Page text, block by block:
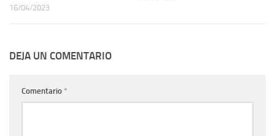
16/04/2023
DEJA UN COMENTARIO
Comentario *